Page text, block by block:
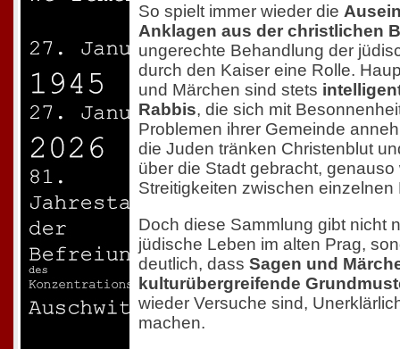
So spielt immer wieder die
Anklagen aus der christlichen
ungerechte Behandlung der
durch den Kaiser eine Rolle.
und Märchen sind stets
Rabbis, die sich mit
Problemen ihrer Gemeinde
die Juden tränken Christenblut
über die Stadt gebracht, genauso
Streitigkeiten zwischen einzelnen
Doch diese Sammlung gibt nicht
jüdische Leben im alten Prag,
deutlich, dass Sagen und
kulturübergreifende
wieder Versuche sind,
machen.